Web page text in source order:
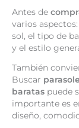
Antes de
varios
sol, el tipo de
y el estilo
También
Buscar
baratas puede
importante es
diseño,